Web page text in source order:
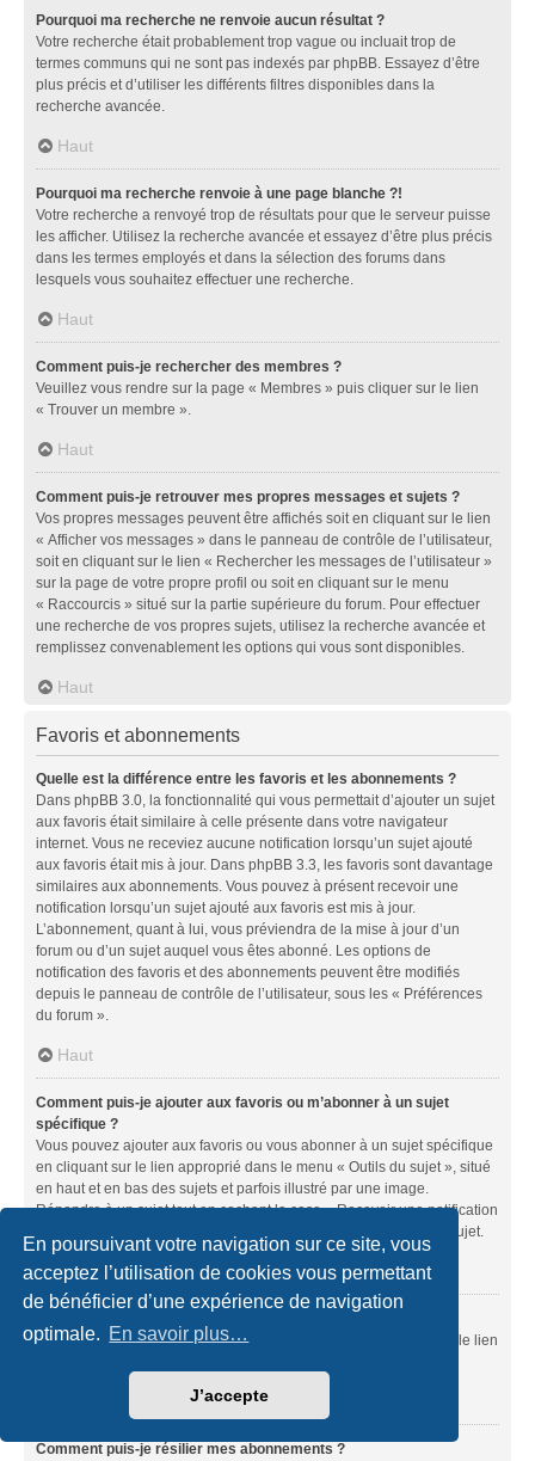
En poursuivant votre navigation sur ce site, vous
acceptez l’utilisation de cookies vous permettant
de bénéficier d’une expérience de navigation
optimale. En savoir plus…
J’accepte
Pourquoi ma recherche ne renvoie aucun résultat ?
Votre recherche était probablement trop vague ou incluait trop de
termes communs qui ne sont pas indexés par phpBB. Essayez d’être
plus précis et d’utiliser les différents filtres disponibles dans la
recherche avancée.
Haut
Pourquoi ma recherche renvoie à une page blanche ?!
Votre recherche a renvoyé trop de résultats pour que le serveur puisse
les afficher. Utilisez la recherche avancée et essayez d’être plus précis
dans les termes employés et dans la sélection des forums dans
lesquels vous souhaitez effectuer une recherche.
Haut
Comment puis-je rechercher des membres ?
Veuillez vous rendre sur la page « Membres » puis cliquer sur le lien
« Trouver un membre ».
Haut
Comment puis-je retrouver mes propres messages et sujets ?
Vos propres messages peuvent être affichés soit en cliquant sur le lien
« Afficher vos messages » dans le panneau de contrôle de l’utilisateur,
soit en cliquant sur le lien « Rechercher les messages de l’utilisateur »
sur la page de votre propre profil ou soit en cliquant sur le menu
« Raccourcis » situé sur la partie supérieure du forum. Pour effectuer
une recherche de vos propres sujets, utilisez la recherche avancée et
remplissez convenablement les options qui vous sont disponibles.
Haut
Favoris et abonnements
Quelle est la différence entre les favoris et les abonnements ?
Dans phpBB 3.0, la fonctionnalité qui vous permettait d’ajouter un sujet
aux favoris était similaire à celle présente dans votre navigateur
internet. Vous ne receviez aucune notification lorsqu’un sujet ajouté
aux favoris était mis à jour. Dans phpBB 3.3, les favoris sont davantage
similaires aux abonnements. Vous pouvez à présent recevoir une
notification lorsqu’un sujet ajouté aux favoris est mis à jour.
L’abonnement, quant à lui, vous préviendra de la mise à jour d’un
forum ou d’un sujet auquel vous êtes abonné. Les options de
notification des favoris et des abonnements peuvent être modifiés
depuis le panneau de contrôle de l’utilisateur, sous les « Préférences
du forum ».
Haut
Comment puis-je ajouter aux favoris ou m’abonner à un sujet
spécifique ?
Vous pouvez ajouter aux favoris ou vous abonner à un sujet spécifique
en cliquant sur le lien approprié dans le menu « Outils du sujet », situé
en haut et en bas des sujets et parfois illustré par une image.
Répondre à un sujet tout en cochant la case « Recevoir une notification
lorsqu’une réponse est publiée » équivaut à vous abonner à ce sujet.
Haut
Vous pouvez vous abonner à un forum spécifique en cliquant sur le lien
Comment puis-je résilier mes abonnements ?